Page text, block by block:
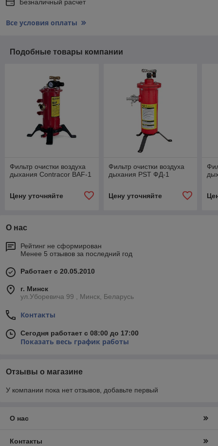
Безналичный расчет
Все условия оплаты
Подобные товары компании
Фильтр очистки воздуха
дыхания Contracor BAF-1
Цену уточняйте
Фильтр очистки воздуха
дыхания PST ФД-1
Цену уточняйте
О нас
Рейтинг не сформирован
Менее 5 отзывов за последний год
Работает с 20.05.2010
г. Минск
ул.Уборевича 99 , Минск, Беларусь
Контакты
Сегодня работает с 08:00 до 17:00
Показать весь график работы
Отзывы о магазине
У компании пока нет отзывов, добавьте первый
О нас
Контакты